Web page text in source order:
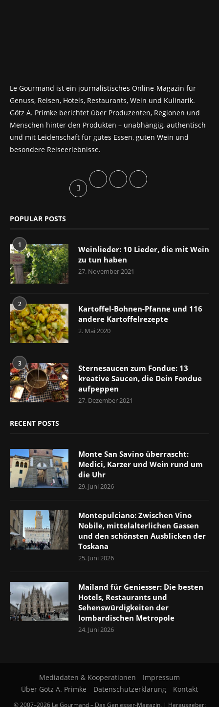
Le Gourmand ist ein journalistisches Online-Magazin für
Genuss, Reisen, Hotels, Restaurants, Wein und Kulinarik.
Götz A. Primke berichtet über Produzenten, Regionen und
Menschen hinter den Produkten – unabhängig, authentisch
und mit Leidenschaft für gutes Essen, guten Wein und
besondere Reiseerlebnisse.
POPULAR POSTS
1
Weinlieder: 10 Lieder, die mit Wein
zu tun haben
27. November 2021
2
Kartoffel-Bohnen-Pfanne und 116
andere Kartoffelrezepte
2. Mai 2020
3
Sternesaucen zum Fondue: 13
kreative Saucen, die Dein Fondue
aufpeppen
27. Dezember 2021
RECENT POSTS
Monte San Savino überrascht:
Medici, Karzer und Wein rund um
die Uhr
29. Juni 2026
Montepulciano: Zwischen Vino
Nobile, mittelalterlichen Gassen
und den schönsten Ausblicken der
Toskana
25. Juni 2026
Mailand für Geniesser: Die besten
Hotels, Restaurants und
Sehenswürdigkeiten der
lombardischen Metropole
24. Juni 2026
Mediadaten & Kooperationen
Impressum
Über Götz A. Primke
Datenschutzerklärung Kontakt
© 2007–2026 Le Gourmand – Das Geniesser-Magazin. | Herausgeber: